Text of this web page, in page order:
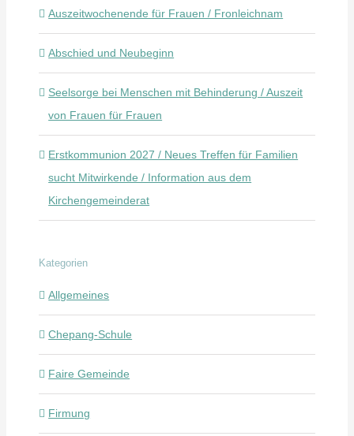
Auszeitwochenende für Frauen / Fronleichnam
Abschied und Neubeginn
Seelsorge bei Menschen mit Behinderung / Auszeit
von Frauen für Frauen
Erstkommunion 2027 / Neues Treffen für Familien
sucht Mitwirkende / Information aus dem
Kirchengemeinderat
Kategorien
Allgemeines
Chepang-Schule
Faire Gemeinde
Firmung